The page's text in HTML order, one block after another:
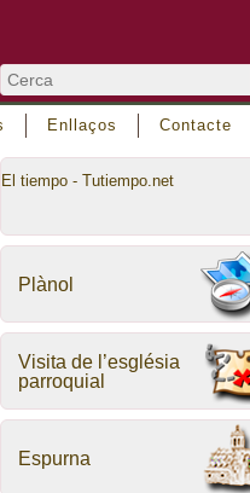
Enllaços Contacte
El tiempo - Tutiempo.net
Plànol
Visita de l’església
parroquial
Espurna